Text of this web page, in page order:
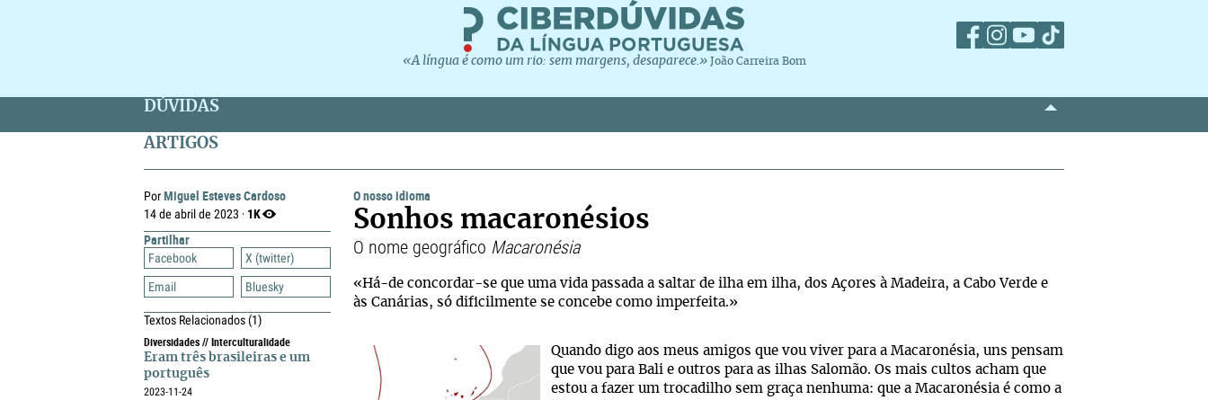
«A língua é como um rio: sem margens, desaparece.» João Carreira Bom
DÚVIDAS
ARTIGOS
PorMiguel Esteves Cardoso
14 de abril de 2023 · 1K
Partilhar
Facebook
X (twitter)
Email
Bluesky
Textos Relacionados(1)
Diversidades // Interculturalidade
Eram três brasileiras e um
português
2023-11-24
O nosso idioma
Sonhos macaronésios
O nome geográfico Macaronésia
«Há-de concordar-se que uma vida passada a saltar de ilha em ilha, dos Açores à Madeira, a Cabo Verde e
às Canárias, só dificilmente se concebe como imperfeita.»
Quando digo aos meus amigos que vou viver para a Macaronésia, uns pensam
que vou para Bali e outros para as ilhas Salomão. Os mais cultos acham que
estou a fazer um trocadilho sem graça nenhuma: que a Macaronésia é como a